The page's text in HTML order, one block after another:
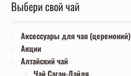
Выбери свой чай
Аксессуары для чая (церемоний)
Акции
Алтайский чай
Чай Саган-Дайля